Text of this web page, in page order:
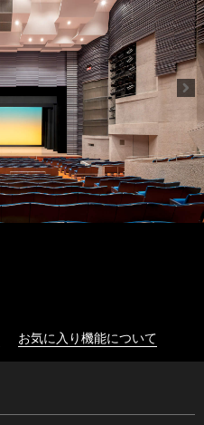
お気に入り機能について